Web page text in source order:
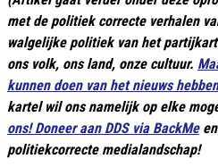
met de politiek correcte verhalen
walgelijke politiek van het
ons volk, ons land, onze cultuur.
kunnen doen van het nieuws
kartel wil ons namelijk op elke
ons! Doneer aan DDS via BackMeen
politiekcorrecte medialandschap!